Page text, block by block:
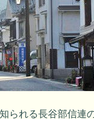
られる長谷部信連